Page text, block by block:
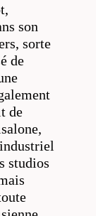
son
sorte
de
de
studios